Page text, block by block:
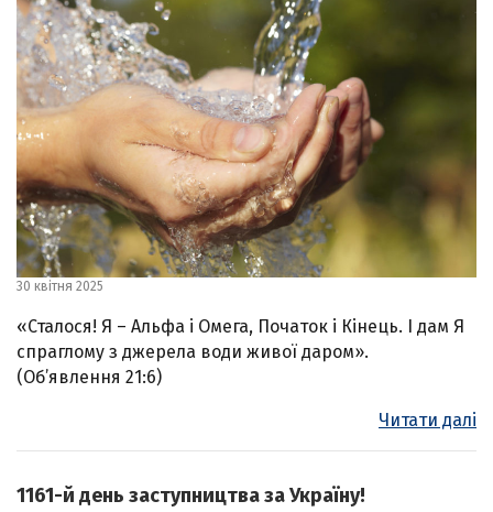
30 квітня 2025
«Сталося! Я – Альфа і Омега, Початок і Кінець. І дам Я
спраглому з джерела води живої даром».
(Об’явлення 21:6)
Читати далі
1161-й день заступництва за Україну!